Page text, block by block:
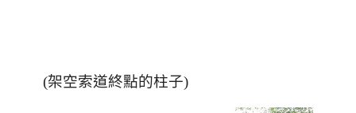
(架空索道終點的柱子)